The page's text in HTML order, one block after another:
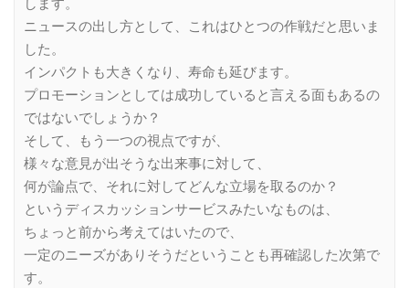
します。
ニュースの出し方として、これはひとつの作戦だと思いま
した。
インパクトも大きくなり、寿命も延びます。
プロモーションとしては成功していると言える面もあるの
ではないでしょうか？
そして、もう一つの視点ですが、
様々な意見が出そうな出来事に対して、
何が論点で、それに対してどんな立場を取るのか？
というディスカッションサービスみたいなものは、
ちょっと前から考えてはいたので、
一定のニーズがありそうだということも再確認した次第で
す。